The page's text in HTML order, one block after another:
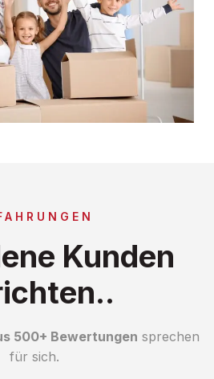
Kunden
500+ Bewertungen sprechen
für sich.